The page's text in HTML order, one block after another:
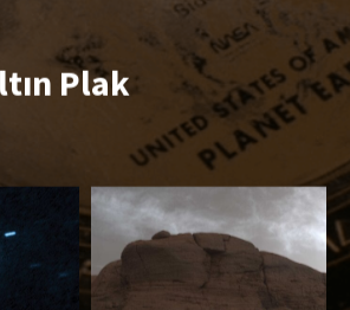
Plak